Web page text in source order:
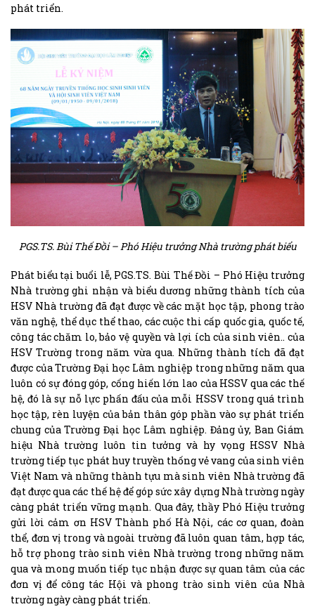
phát triển.
PGS.TS. Bùi Thế Đồi – Phó Hiệu trưởng Nhà trường phát biểu
Phát biểu tại buổi lễ, PGS.TS. Bùi Thế Đồi – Phó Hiệu trưởng
Nhà trường ghi nhận và biểu dương những thành tích của
HSV Nhà trường đã đạt được về các mặt học tập, phong trào
văn nghệ, thể dục thể thao, các cuộc thi cấp quốc gia, quốc tế,
công tác chăm lo, bảo vệ quyền và lợi ích của sinh viên.. của
HSV Trường trong năm vừa qua. Những thành tích đã đạt
được của Trường Đại học Lâm nghiệp trong những năm qua
luôn có sự đóng góp, cống hiến lớn lao của HSSV qua các thế
hệ, đó là sự nỗ lực phấn đấu của mỗi HSSV trong quá trình
học tập, rèn luyện của bản thân góp phần vào sự phát triển
chung của Trường Đại học Lâm nghiệp. Đảng ủy, Ban Giám
hiệu Nhà trường luôn tin tưởng và hy vọng HSSV Nhà
trường tiếp tục phát huy truyền thống vẻ vang của sinh viên
Việt Nam và những thành tựu mà sinh viên Nhà trường đã
đạt được qua các thế hệ để góp sức xây dựng Nhà trường ngày
càng phát triển vững mạnh. Qua đây, thầy Phó Hiệu trưởng
gửi lời cảm ơn HSV Thành phố Hà Nội, các cơ quan, đoàn
thể, đơn vị trong và ngoài trường đã luôn quan tâm, hợp tác,
hỗ trợ phong trào sinh viên Nhà trường trong những năm
qua và mong muốn tiếp tục nhận được sự quan tâm của các
đơn vị để công tác Hội và phong trào sinh viên của Nhà
trường ngày càng phát triển.